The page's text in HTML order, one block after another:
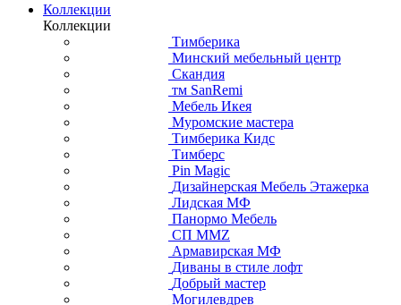
Коллекции
Коллекции
Тимберика
Минский мебельный центр
Скандия
тм SanRemi
Мебель Икея
Муромские мастера
Тимберика Кидс
Тимберс
Pin Magic
Дизайнерская Мебель Этажерка
Лидская МФ
Панормо Мебель
СП ММZ
Армавирская МФ
Диваны в стиле лофт
Добрый мастер
Могилевдрев